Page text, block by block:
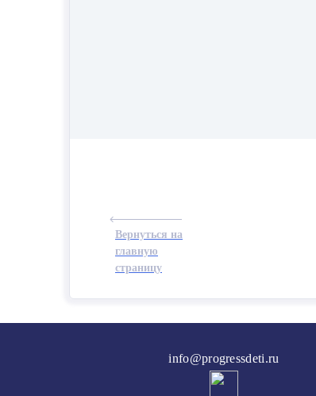
Вернуться на
главную
страницу
info@progressdeti.ru